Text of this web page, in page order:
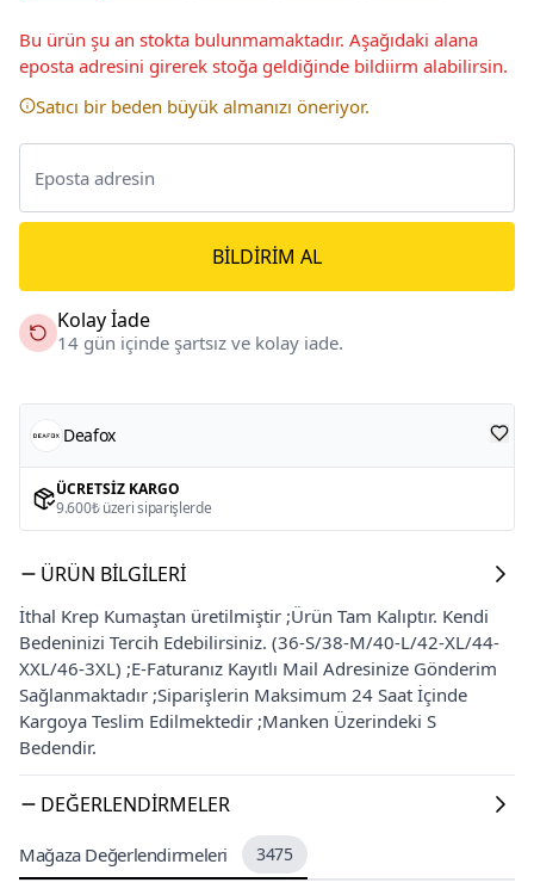
Bu ürün şu an stokta bulunmamaktadır. Aşağıdaki alana
eposta adresini girerek stoğa geldiğinde bildiirm alabilirsin.
Satıcı bir beden büyük almanızı öneriyor.
BILDIRIM AL
Kolay İade
14 gün içinde şartsız ve kolay iade.
Deafox
ÜCRETSIZ KARGO
9.600₺ üzeri siparişlerde
ÜRÜN BILGILERI
İthal Krep Kumaştan üretilmiştir ;Ürün Tam Kalıptır. Kendi
Bedeninizi Tercih Edebilirsiniz. (36-S/38-M/40-L/42-XL/44-
XXL/46-3XL) ;E-Faturanız Kayıtlı Mail Adresinize Gönderim
Sağlanmaktadır ;Siparişlerin Maksimum 24 Saat İçinde
Kargoya Teslim Edilmektedir ;Manken Üzerindeki S
Bedendir.
DEĞERLENDIRMELER
Mağaza Değerlendirmeleri 3475